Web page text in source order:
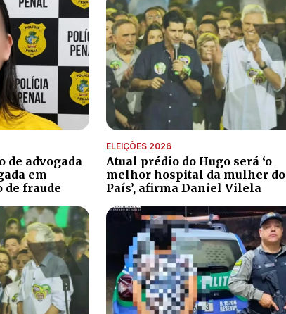
de advogada
em
fraude
ELEIÇÕES 2026
Atual prédio do Hugo será ‘o
melhor hospital da mulher do
País’, afirma Daniel Vilela